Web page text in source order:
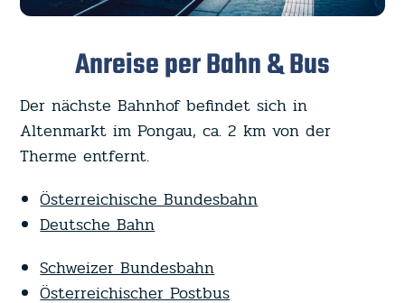
Anreise per Bahn & Bus
Der nächste Bahnhof befindet sich in
Altenmarkt im Pongau, ca. 2 km von der
Therme entfernt.
Österreichische Bundesbahn
Deutsche Bahn
Schweizer Bundesbahn
Österreichischer Postbus